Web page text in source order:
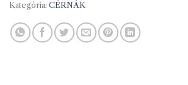
Kategória: CÉRNÁK